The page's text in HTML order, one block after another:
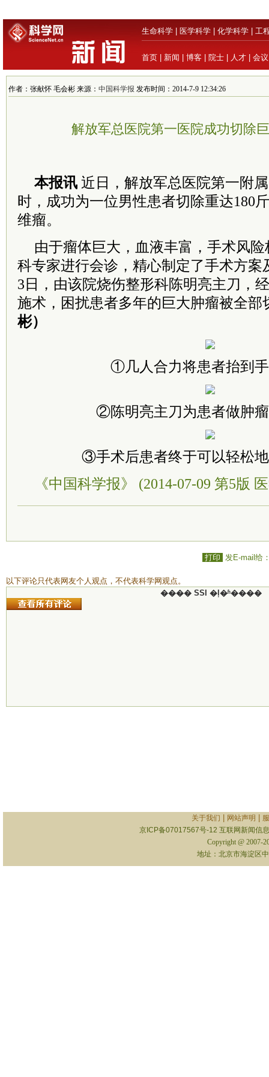
生命科学 医学科学 化学科学 工
首页 新闻 博客 院士 人才 会议
作者：张献怀 毛会彬 来源： 中国科学报 发布时间：2014-7-9 12:34:26
解放军总医院第一医院成功切除
本报讯 近日，解放军总医院第一附
时，成功为一位男性患者切除重达180
维瘤。
由于瘤体巨大，血液丰富，手术风
科专家进行会诊，精心制定了手术方案
3日，由该院烧伤整形科陈明亮主刀，
施术，困扰患者多年的巨大肿瘤被全部
彬）
①几人合力将患者抬到
②陈明亮主刀为患者做肿
③手术后患者终于可以轻松
《中国科学报》 (2014-07-09 第5版
打印 发E-mail给
以下评论只代表网友个人观点，不代表科学网观点。
���� SSI �ļ�ʱ����
关于我们 网站声明
京ICP备07017567号-12 互联网新闻信
Copyright @ 2007-
地址：北京市海淀区